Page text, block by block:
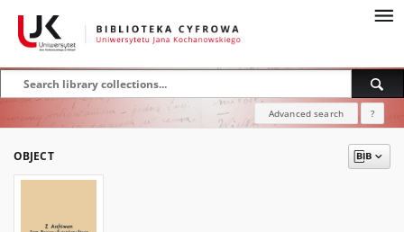
Advanced search ?
OBJECT